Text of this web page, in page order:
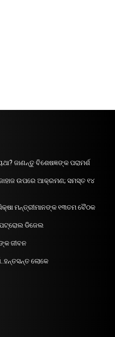
ଜାଣନ୍ତୁ ବିଶେଷଜ୍ଞଙ୍କ ପରାମର୍ଶ
ଜାହାଜ ଉପରେ ଆକ୍ରମଣ; ସମସ୍ତ ୧୪
ମନ୍ତ୍ରୀମାନଙ୍କ ୧୩ତମ ବୈଠକ
ଡିଜେଲ
ଜୀବନ
ଲୋକେ